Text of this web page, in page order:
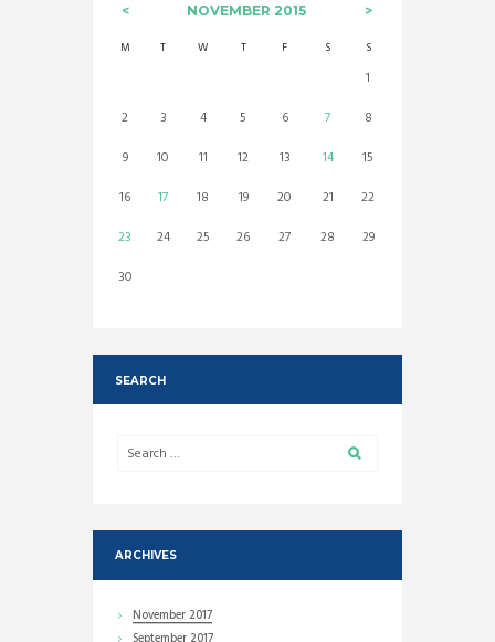
NOVEMBER 2015
M T W T F S S
1
2
3 4 5 6 7
8
9
10 11 12 13 14
15
16
17 18 19 20 21
22
23
24 25 26 27 28
29
30
SEARCH
ARCHIVES
November 2017